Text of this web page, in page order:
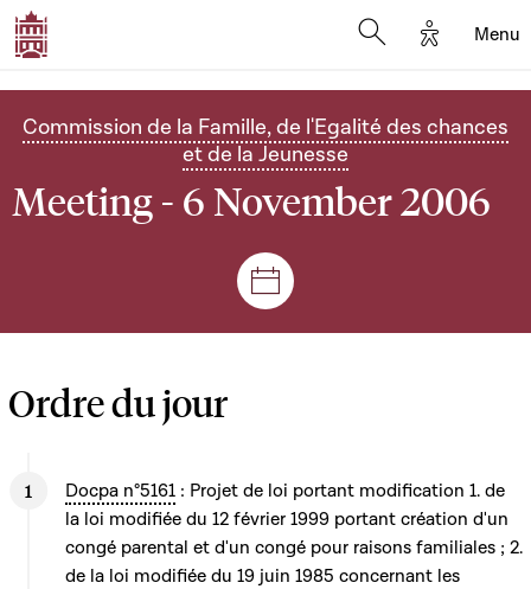
Options
Menu
Commission de la Famille, de l'Egalité des chances
et de la Jeunesse
Meeting - 6 November 2006
Sessions and meetings
Ordre du jour
Docpa n°5161 : Projet de loi portant modification 1. de
la loi modifiée du 12 février 1999 portant création d'un
congé parental et d'un congé pour raisons familiales ; 2.
de la loi modifiée du 19 juin 1985 concernant les